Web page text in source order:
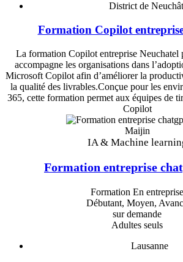
District de
Formation Copilot
La formation Copilot entreprise Neuchatel
accompagne les organisations dans
Microsoft Copilot afin d’améliorer la
la qualité des livrables.Conçue pour les
365, cette formation permet aux équipes de
Copilot
Maijin
IA & Machine
Formation entreprise
Formation En entreprise
Débutant, Moyen,
sur demande
Adultes seuls
Lausanne